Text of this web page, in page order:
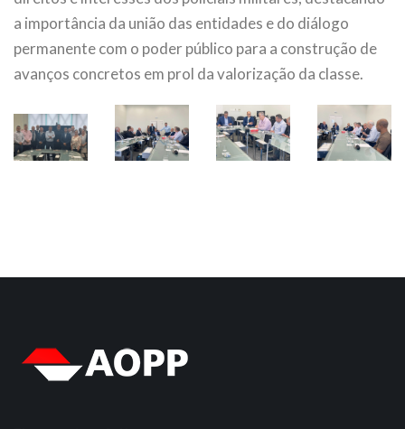
a importância da união das entidades e do diálogo
permanente com o poder público para a construção de
avanços concretos em prol da valorização da classe.